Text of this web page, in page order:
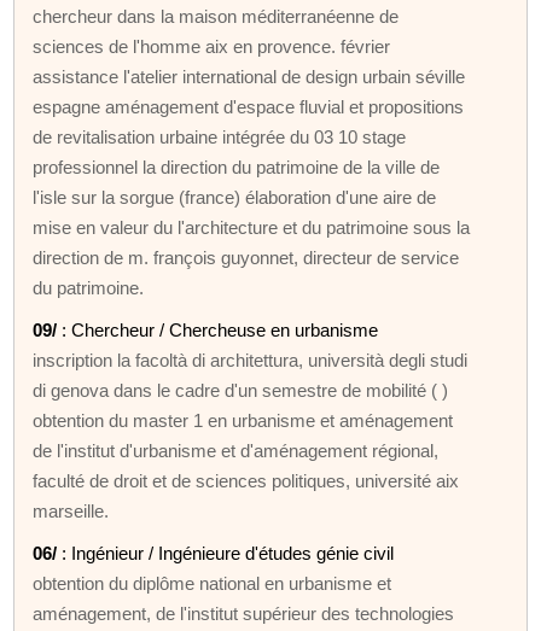
chercheur dans la maison méditerranéenne de
sciences de l'homme aix en provence. février
assistance l'atelier international de design urbain séville
espagne aménagement d'espace fluvial et propositions
de revitalisation urbaine intégrée du 03 10 stage
professionnel la direction du patrimoine de la ville de
l'isle sur la sorgue (france) élaboration d'une aire de
mise en valeur du l'architecture et du patrimoine sous la
direction de m. françois guyonnet, directeur de service
du patrimoine.
09/ : Chercheur / Chercheuse en urbanisme
inscription la facoltà di architettura, università degli studi
di genova dans le cadre d'un semestre de mobilité ( )
obtention du master 1 en urbanisme et aménagement
de l'institut d'urbanisme et d'aménagement régional,
faculté de droit et de sciences politiques, université aix
marseille.
06/ : Ingénieur / Ingénieure d'études génie civil
obtention du diplôme national en urbanisme et
aménagement, de l'institut supérieur des technologies